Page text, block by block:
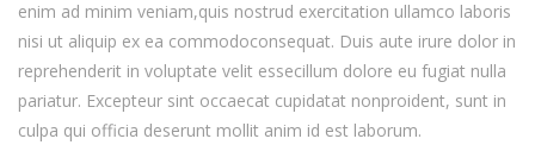
enim ad minim veniam,quis nostrud exercitation ullamco laboris
nisi ut aliquip ex ea commodoconsequat. Duis aute irure dolor in
reprehenderit in voluptate velit essecillum dolore eu fugiat nulla
pariatur. Excepteur sint occaecat cupidatat nonproident, sunt in
culpa qui officia deserunt mollit anim id est laborum.